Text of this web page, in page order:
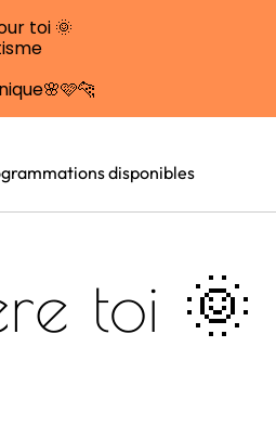
toi 🌞
disponibles
toi 🌞